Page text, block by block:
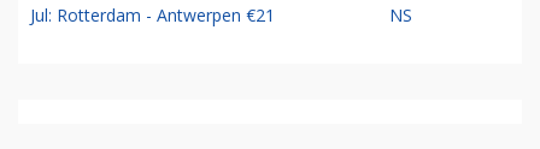
Jul: Rotterdam - Antwerpen €21 NS